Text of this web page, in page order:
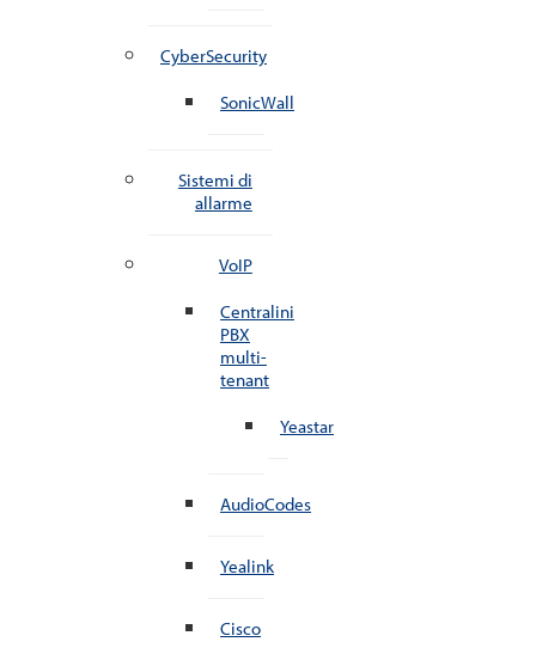
CyberSecurity
SonicWall
Sistemi di
allarme
VoIP
Centralini
PBX
multi-
tenant
Yeastar
AudioCodes
Yealink
Cisco